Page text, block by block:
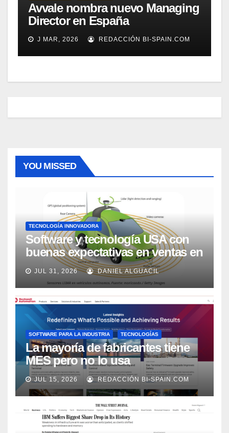
Avvale nombra nuevo Managing
Director en España
J MAR, 2026 REDACCIÓN BI-SPAIN.COM
YOU MISSED
TECNOLOGÍA INNOVADORA
Software y tecnología USA con
buenas expectativas en ventas en
los próximos 2 años, según
Market Watch
JUL 31, 2026 DANIEL ALGUACIL
SOFTWARE PARA LA INDUSTRIA TECNOLOGÍAS
La mayoría de fabricantes tiene
MES pero no lo usa
adecuadamente, según Rockwell
Automation
JUL 15, 2026 REDACCIÓN BI-SPAIN.COM